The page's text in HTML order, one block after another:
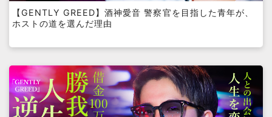
【GENTLY GREED】酒神愛音 警察官を目指した青年が、
ホストの道を選んだ理由